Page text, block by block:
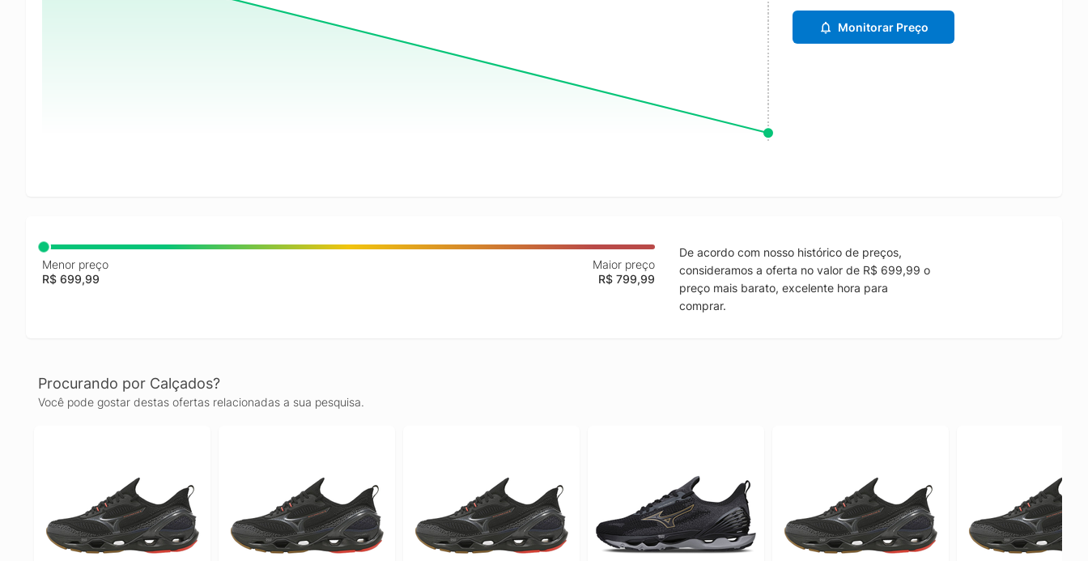
Monitorar Preço
Menor preço
R$ 699,99
Maior preço
R$ 799,99
De acordo com nosso histórico de preços,
consideramos a oferta no valor de R$ 699,99 o
preço mais barato, excelente hora para
comprar.
Procurando por Calçados?
Você pode gostar destas ofertas relacionadas a sua pesquisa.